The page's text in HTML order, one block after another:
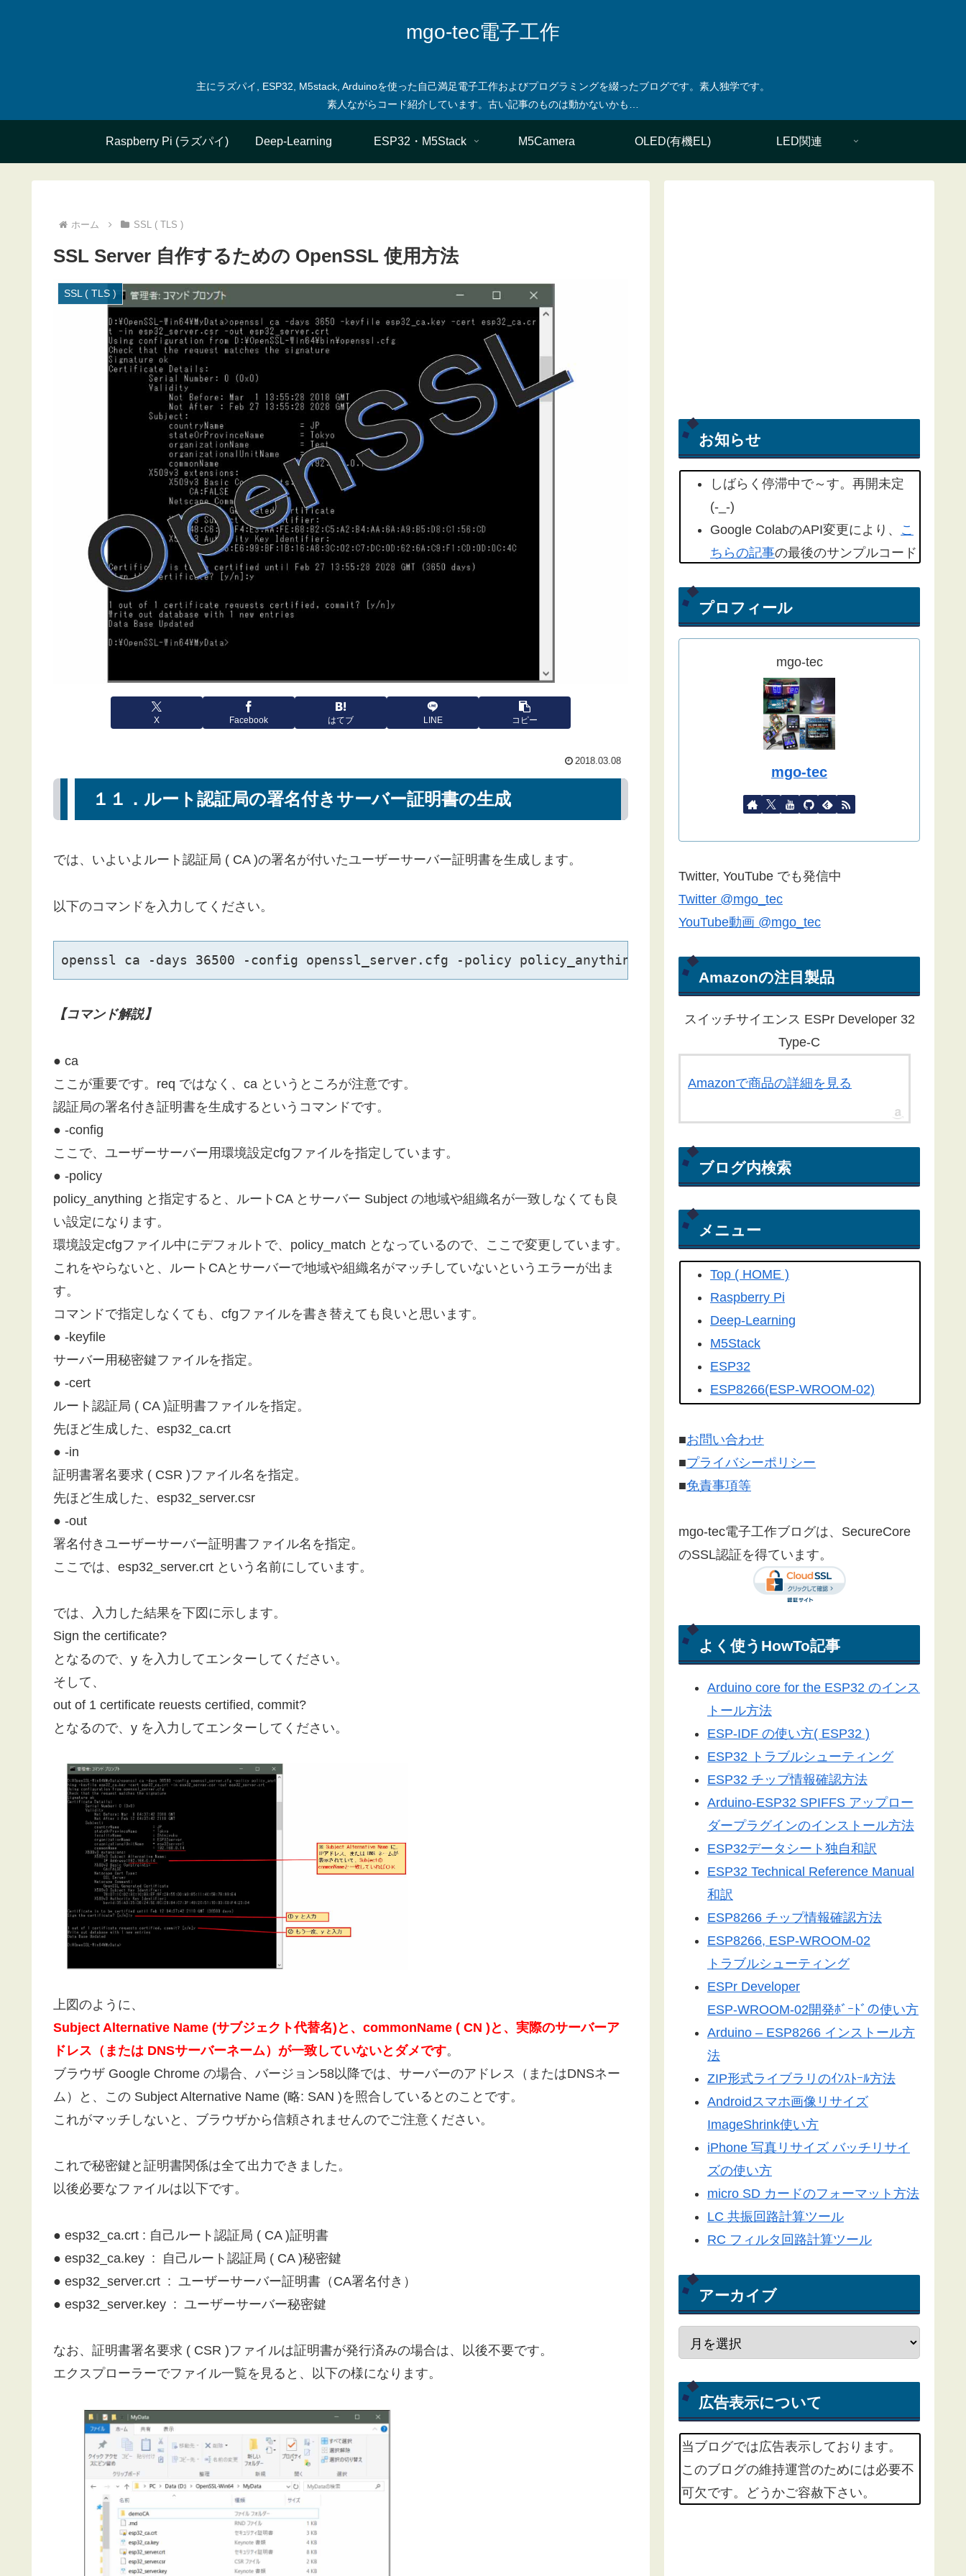
mgo-tec電子工作
主にラズパイ, ESP32, M5stack, Arduinoを使った自己満足電子工作およびプログラミングを綴ったブログです。素人独学です。
Raspberry Pi (ラズパイ) Deep-Learning ESP32・M5Stack M5Camera OLED(有機EL) LED関連
ホーム SSL ( TLS )
SSL Server 自作するための OpenSSL 使用方法
SSL ( TLS )
X Facebook はてブ LINE コピー
2018.03.08
１１．ルート認証局の署名付きサーバー証明書の生成
では、いよいよルート認証局 ( CA )の署名が付いたユーザーサーバー証明書を生成します。
以下のコマンドを入力してください。
openssl ca -days 36500 -config openssl_server.cfg -policy policy_anything -keyfile esp32_ca.key -cert
【コマンド解説】
● ca
ここが重要です。req ではなく、ca というところが注意です。
認証局の署名付き証明書を生成するというコマンドです。
● -config
ここで、ユーザーサーバー用環境設定cfgファイルを指定しています。
● -policy
policy_anything と指定すると、ルートCA とサーバー Subject の地域や組織名が一致しなくても良
い設定になります。
環境設定cfgファイル中にデフォルトで、policy_match となっているので、ここで変更しています。
これをやらないと、ルートCAとサーバーで地域や組織名がマッチしていないというエラーが出ま
す。
コマンドで指定しなくても、cfgファイルを書き替えても良いと思います。
● -keyfile
サーバー用秘密鍵ファイルを指定。
● -cert
ルート認証局 ( CA )証明書ファイルを指定。
先ほど生成した、esp32_ca.crt
● -in
証明書署名要求 ( CSR )ファイル名を指定。
先ほど生成した、esp32_server.csr
● -out
署名付きユーザーサーバー証明書ファイル名を指定。
ここでは、esp32_server.crt という名前にしています。
では、入力した結果を下図に示します。
Sign the certificate?
となるので、y を入力してエンターしてください。
そして、
out of 1 certificate reuests certified, commit?
となるので、y を入力してエンターしてください。
上図のように、
Subject Alternative Name (サブジェクト代替名) と、commonName ( CN ) と、実際のサーバーア
ドレス（または DNSサーバーネーム）が一致していないとダメです。
ブラウザ Google Chrome の場合、バージョン58以降では、サーバーのアドレス（またはDNSネー
ム）と、この Subject Alternative Name (略: SAN )を照合しているとのことです。
これがマッチしないと、ブラウザから信頼されませんのでご注意ください。
これで秘密鍵と証明書関係は全て出力できました。
以後必要なファイルは以下です。
● esp32_ca.crt : 自己ルート認証局 ( CA )証明書
● esp32_ca.key : 自己ルート認証局 ( CA )秘密鍵
● esp32_server.crt : ユーザーサーバー証明書（CA署名付き）
● esp32_server.key : ユーザーサーバー秘密鍵
なお、証明書署名要求 ( CSR )ファイルは証明書が発行済みの場合は、以後不要です。
エクスプローラーでファイル一覧を見ると、以下の様になります。
お知らせ
しばらく停滞中で～す。再開未定
(-_-)
Google ColabのAPI変更により、 こ
ちらの記事の最後のサンプルコード
こちらの記事
庁天気予報に変更したものを追記し
(2022/09/02)
こちらの記事をYahoo天気から気象
庁天気予報に変更したものを追記し
諸事情で記事更新停滞しています。
１年以上経過している記事が殆どな
Blynk2.0で双方向通信できない場合
はこちらの記事
ください(2022/06/24)
ん。ほとんどの記事が１年以上経過
している為、動作しないものもある
ことをご了承ください。
Yahoo RSS天気予報が配信終了し
たことに伴い、気象庁から天気予報
を取得する方法にライブラリを更新
ください(2022/04/15)
Yahoo! RSS天気予報の配信が
2022/03/31で終了してしまいまし
工学社さん技術情報誌Ｉ／Ｏ（アイ
オー）2018/04号にもこちらの記事
を転載して頂きました。有難うござ
こちらの記事
いただけました。ありがとうござい
ます！
紹介されました。ありがとうござい
ます。
プロフィール
mgo-tec
mgo-tec
Twitter, YouTube でも発信中
Twitter @mgo_tec
YouTube動画 @mgo_tec
Amazonの注目製品
スイッチサイエンス ESPr Developer 32
Type-C
Amazonで商品の詳細を見る
ブログ内検索
メニュー
Top ( HOME )
Raspberry Pi
Deep-Learning
M5Stack
ESP32
ESP8266(ESP-WROOM-02)
Firebase
センサー
漢字フォント
SSL/TLS 暗号化通信
有機EL(OLED)
LCD(液晶ディスプレイ)
Websocket
Arduino-ESP32
Arduino-ESP8266
LEDドットマトリックス
Server-Sent Events
スマートフォン
3Dプリンター
ライブラリ
工具／測定器
アプリ
ツール
便利グッズ
■お問い合わせ
■プライバシーポリシー
■免責事項等
mgo-tec電子工作ブログは、SecureCore
のSSL認証を得ています。
よく使うHowTo記事
Arduino core for the ESP32 のインス
トール方法
ESP-IDF の使い方( ESP32 )
ESP32 トラブルシューティング
ESP32 チップ情報確認方法
Arduino-ESP32 SPIFFS アップロー
ダープラグインのインストール方法
ESP32データシート独自和訳
ESP32 Technical Reference Manual
和訳
ESP8266 チップ情報確認方法
ESP8266, ESP-WROOM-02
トラブルシューティング
ESPr Developer
ESP-WROOM-02開発ﾎﾞｰﾄﾞの使い方
Arduino – ESP8266 インストール方
法
ZIP形式ライブラリのｲﾝｽﾄｰﾙ方法
Androidスマホ画像リサイズ
ImageShrink使い方
iPhone 写真リサイズ バッチリサイ
ズの使い方
micro SD カードのフォーマット方法
LC 共振回路計算ツール
RC フィルタ回路計算ツール
アーカイブ
広告表示について
当ブログでは広告表示しております。
このブログの維持運営のためには必要不
可欠です。どうかご容赦下さい。